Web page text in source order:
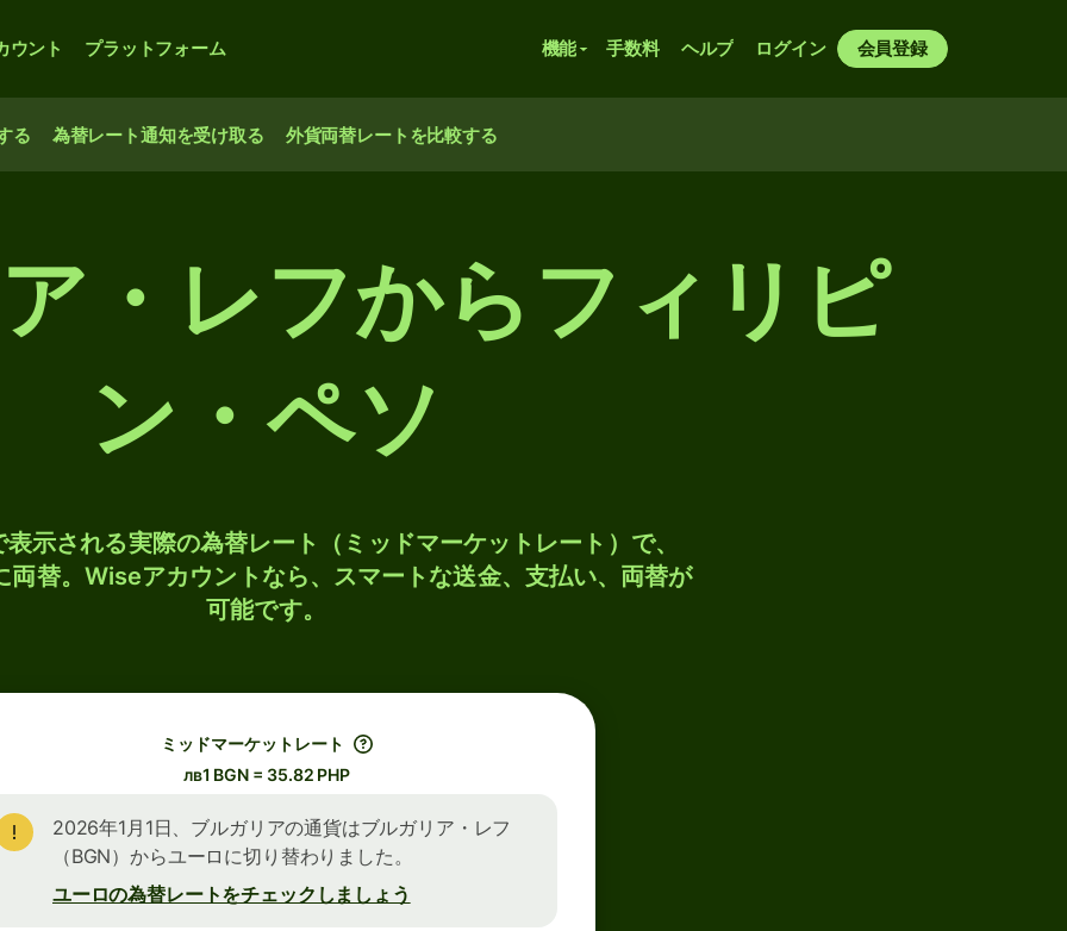
ウント プラットフォーム 機能 手数料 ヘルプ ログイン 会員登録
る 為替レート通知を受け取る 外貨両替レートを比較する
・レフからフィリピ
ン・ペソ
示される実際の為替レート（ミッドマーケットレート）で、
両替。Wiseアカウントなら、スマートな送金、支払い、両替が
可能です。
ミッドマーケットレート
лв1 BGN = 35.82 PHP
2026年1月1日、ブルガリアの通貨はブルガリア・レフ
（BGN）からユーロに切り替わりました。
ユーロの為替レートをチェックしましょう